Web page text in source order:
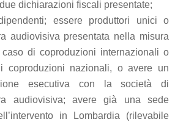
dichiarazioni fiscali presentate;
essere produttori unici o
audiovisiva presentata nella misura
di coproduzioni internazionali o
coproduzioni nazionali, o avere un
esecutiva con la società di
audiovisiva; avere già una sede
in Lombardia (rilevabile